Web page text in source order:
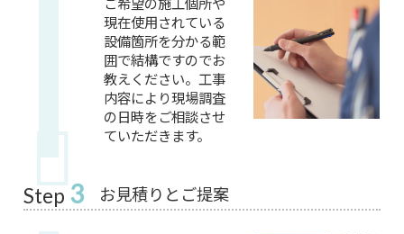
現在使用されている
設備箇所を分かる範
囲で結構ですのでお
教えください。工事
内容により現場調査
の日時をご相談させ
ていただきます。
Step 3 お見積りとご提案